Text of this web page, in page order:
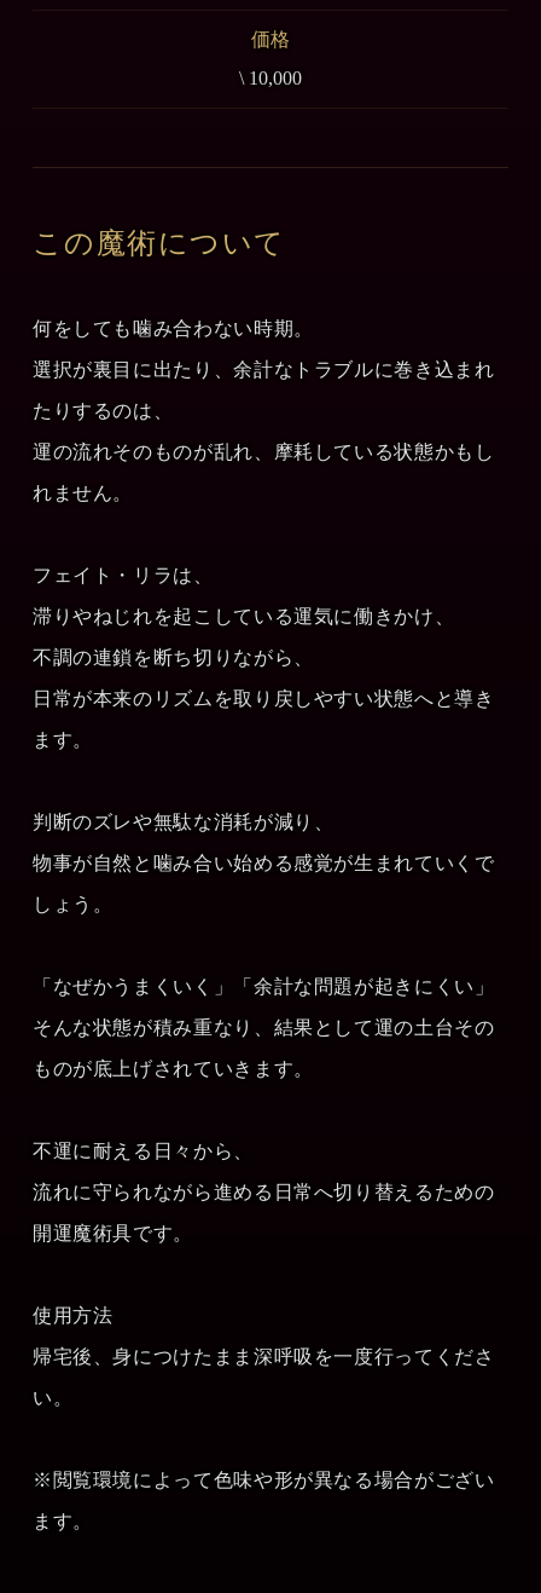
価格
\ 10,000
この魔術について
何をしても噛み合わない時期。
選択が裏目に出たり、余計なトラブルに巻き込まれ
たりするのは、
運の流れそのものが乱れ、摩耗している状態かもし
れません。
フェイト・リラは、
滞りやねじれを起こしている運気に働きかけ、
不調の連鎖を断ち切りながら、
日常が本来のリズムを取り戻しやすい状態へと導き
ます。
判断のズレや無駄な消耗が減り、
物事が自然と噛み合い始める感覚が生まれていくで
しょう。
「なぜかうまくいく」「余計な問題が起きにくい」
そんな状態が積み重なり、結果として運の土台その
ものが底上げされていきます。
不運に耐える日々から、
流れに守られながら進める日常へ切り替えるための
開運魔術具です。
使用方法
帰宅後、身につけたまま深呼吸を一度行ってくださ
い。
※閲覧環境によって色味や形が異なる場合がござい
ます。